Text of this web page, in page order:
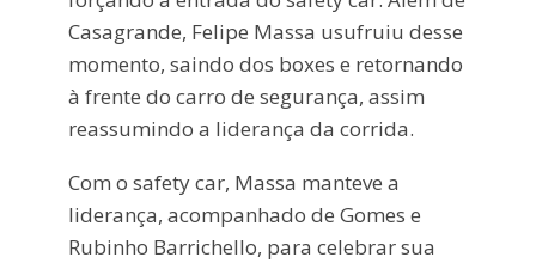
Casagrande, Felipe Massa usufruiu desse
momento, saindo dos boxes e retornando
à frente do carro de segurança, assim
reassumindo a liderança da corrida.
Com o safety car, Massa manteve a
liderança, acompanhado de Gomes e
Rubinho Barrichello, para celebrar sua